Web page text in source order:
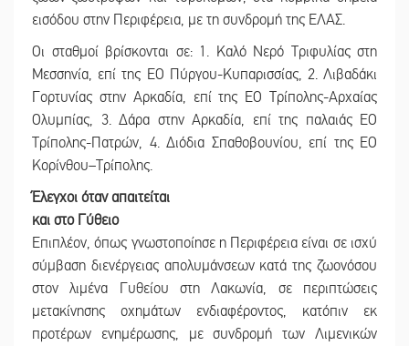
εισόδου στην Περιφέρεια, με τη συνδρομή της ΕΛΑΣ.
Οι σταθμοί βρίσκονται σε: 1. Καλό Νερό Τριφυλίας στη
Μεσσηνία, επί της ΕΟ Πύργου-Κυπαρισσίας, 2. Λιβαδάκι
Γορτυνίας στην Αρκαδία, επί της ΕΟ Τρίπολης-Αρχαίας
Ολυμπίας, 3. Δάρα στην Αρκαδία, επί της παλαιάς ΕΟ
Τρίπολης-Πατρών, 4. Διόδια Σπαθοβουνίου, επί της ΕΟ
Κορίνθου–Τρίπολης.
Έλεγχοι όταν απαιτείται
και στο Γύθειο
Επιπλέον, όπως γνωστοποίησε η Περιφέρεια είναι σε ισχύ
σύμβαση διενέργειας απολυμάνσεων κατά της ζωονόσου
στον λιμένα Γυθείου στη Λακωνία, σε περιπτώσεις
μετακίνησης οχημάτων ενδιαφέροντος, κατόπιν εκ
προτέρων ενημέρωσης, με συνδρομή των Λιμενικών